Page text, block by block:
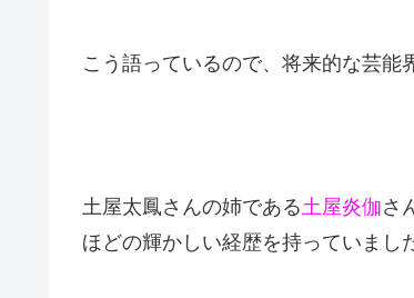
こう語っているので、将来的な芸能
土屋太鳳さんの姉である 土屋炎伽さ
ほどの輝かしい経歴を持っていまし